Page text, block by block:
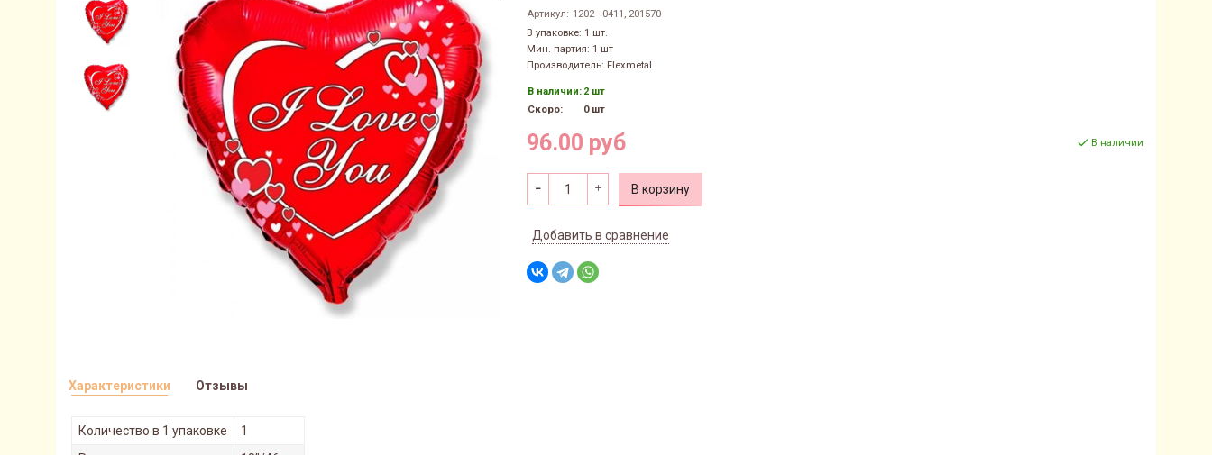
Артикул: 1202—0411, 201570
В упаковке: 1 шт.
Мин. партия: 1 шт
Производитель: Flexmetal
В наличии: 2 шт
Скоро:
0 шт
96.00 руб В наличии
В корзину
Добавить в сравнение
Характеристики
Количество в 1 упаковке
1
Отзывы